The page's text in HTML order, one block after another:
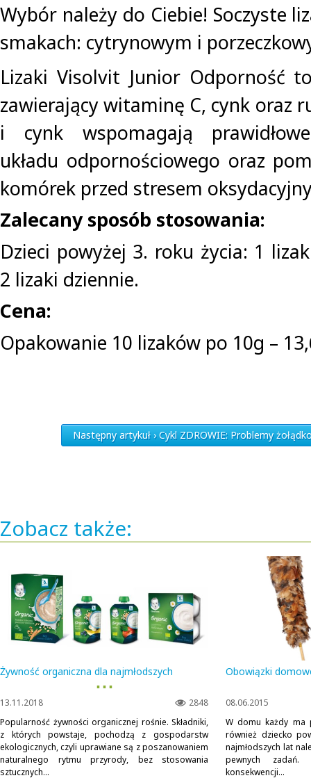
Wybór należy do Ciebie! Soczyste
smakach: cytrynowym i
Lizaki Visolvit Junior Odporność
zawierający witaminę C, cynk oraz
i cynk wspomagają
układu odpornościowego oraz
komórek przed stresem
Zalecany sposób stosowania:
Dzieci powyżej 3. roku życia: 1
2 lizaki dziennie.
Cena:
Opakowanie 10 lizaków po 10g –
Następny artykuł › Cykl ZDROWIE: Problemy
Zobacz także:
Żywność organiczna dla najmłodszych
▪ ▪ ▪
2848
13.11.2018
Popularność żywności organicznej rośnie. Składniki,
z których powstaje, pochodzą z gospodarstw
ekologicznych, czyli uprawiane są z poszanowaniem
naturalnego rytmu przyrody, bez stosowania
sztucznych...
Obowiązki
08.06.2015
W domu każdy ma
również dziecko
najmłodszych lat
pewnych
konsekwencji...